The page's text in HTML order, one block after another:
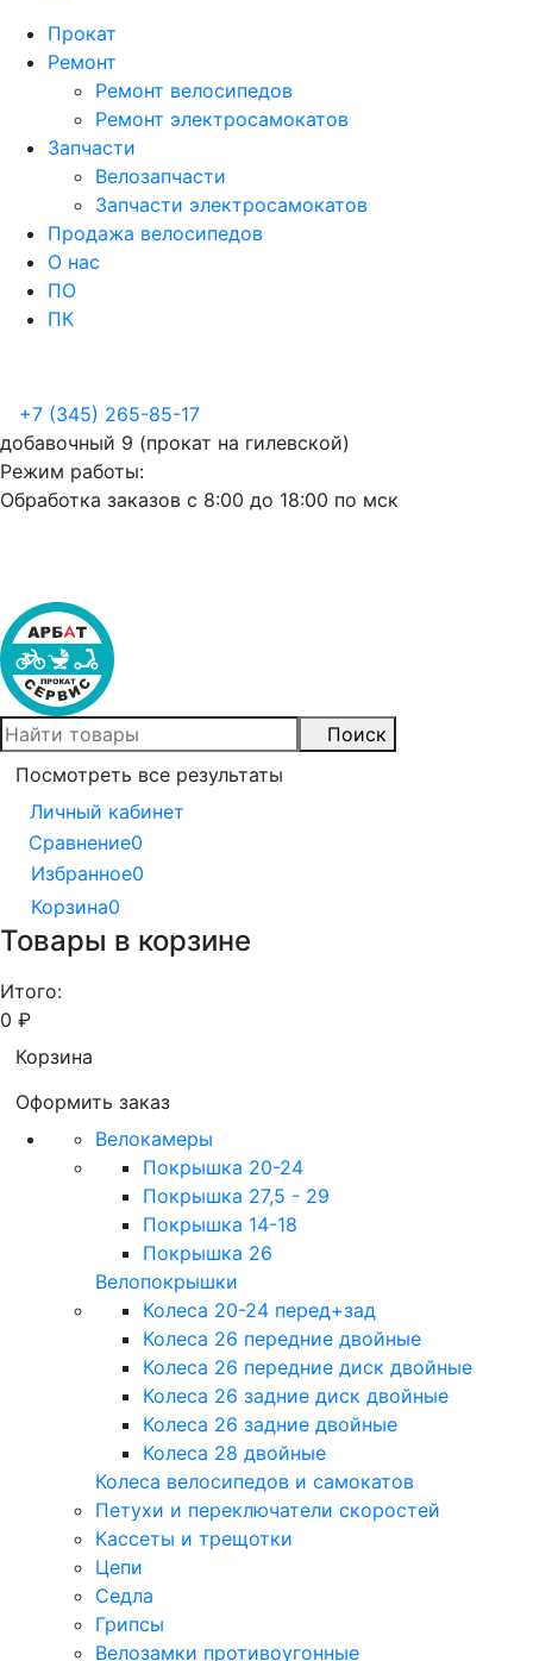
Прокат
Ремонт
Ремонт велосипедов
Ремонт электросамокатов
Запчасти
Велозапчасти
Запчасти электросамокатов
Продажа велосипедов
О нас
ПО
ПК
+7 (345) 265-85-17
добавочный 9 (прокат на гилевской)
Режим работы:
Обработка заказов с 8:00 до 18:00 по мск
Поиск
Посмотреть все результаты
Личный кабинет
Сравнение0
Избранное0
Корзина0
Товары в корзине
Итого:
0 ₽
Корзина
Оформить заказ
Велокамеры
Покрышка 20-24
Покрышка 27,5 - 29
Покрышка 14-18
Покрышка 26
Велопокрышки
Колеса 20-24 перед+зад
Колеса 26 передние двойные
Колеса 26 передние диск двойные
Колеса 26 задние диск двойные
Колеса 26 задние двойные
Колеса 28 двойные
Колеса велосипедов и самокатов
Петухи и переключатели скоростей
Кассеты и трещотки
Цепи
Седла
Грипсы
Велозамки противоугонные